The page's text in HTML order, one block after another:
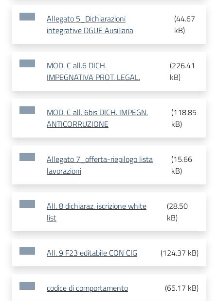
Allegato 5_Dichiarazioni
integrative DGUE Ausiliaria
(44.67
kB)
MOD. C all.6 DICH.
IMPEGNATIVA PROT. LEGAL.
(226.41
kB)
MOD. C all. 6bis DICH. IMPEGN.
ANTICORRUZIONE
(118.85
kB)
Allegato 7_offerta-riepilogo lista
lavorazioni
(15.66
kB)
All. 8 dichiaraz. iscrizione white
list
(28.50
kB)
All. 9 F23 editabile CON CIG (124.37 kB)
codice di comportamento (65.17 kB)